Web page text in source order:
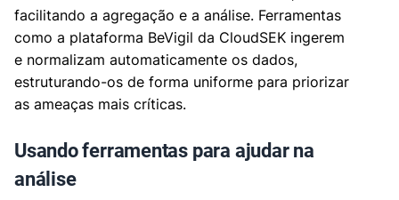
facilitando a agregação e a análise. Ferramentas
como a plataforma BeVigil da CloudSEK ingerem
e normalizam automaticamente os dados,
estruturando-os de forma uniforme para priorizar
as ameaças mais críticas.
Usando ferramentas para ajudar na
análise